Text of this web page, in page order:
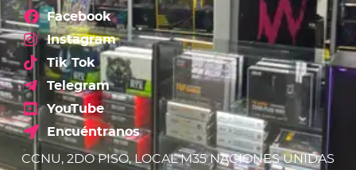
Facebook
Instagram
Tik Tok
Telegram
YouTube
Encuéntranos
CCNU, 2DO PISO, LOCAL M35 NACIONES UNIDAS